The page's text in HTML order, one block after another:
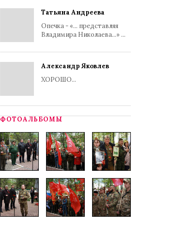
Татьяна Андреева
Опечка - «... представляя
Владимира Николаева...» ...
Александр Яковлев
ХОРОШО...
ФОТОАЛЬБОМЫ